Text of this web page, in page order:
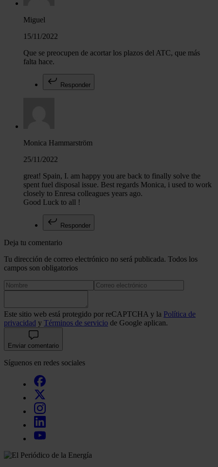
Miguel
15/11/2022
Que se preocupen de acortar los plazos del ATC, que más
falta hace.
Responder
Monica Hammarström
25/11/2022
great! Spain, I. am happy you are back to finally solve the
spent fuel disposal issue. Best regards Monica, i used to work
closely to Enresa colleagues years ago.
Good Luck to all !
Responder
Deja tu comentario
Tu dirección de correo electrónico no será publicada. Todos los
campos son obligatorios
Este sitio web está protegido por reCAPTCHA y la Política de
privacidad y Términos de servicio de Google aplican.
Enviar comentario
Síguenos en redes sociales